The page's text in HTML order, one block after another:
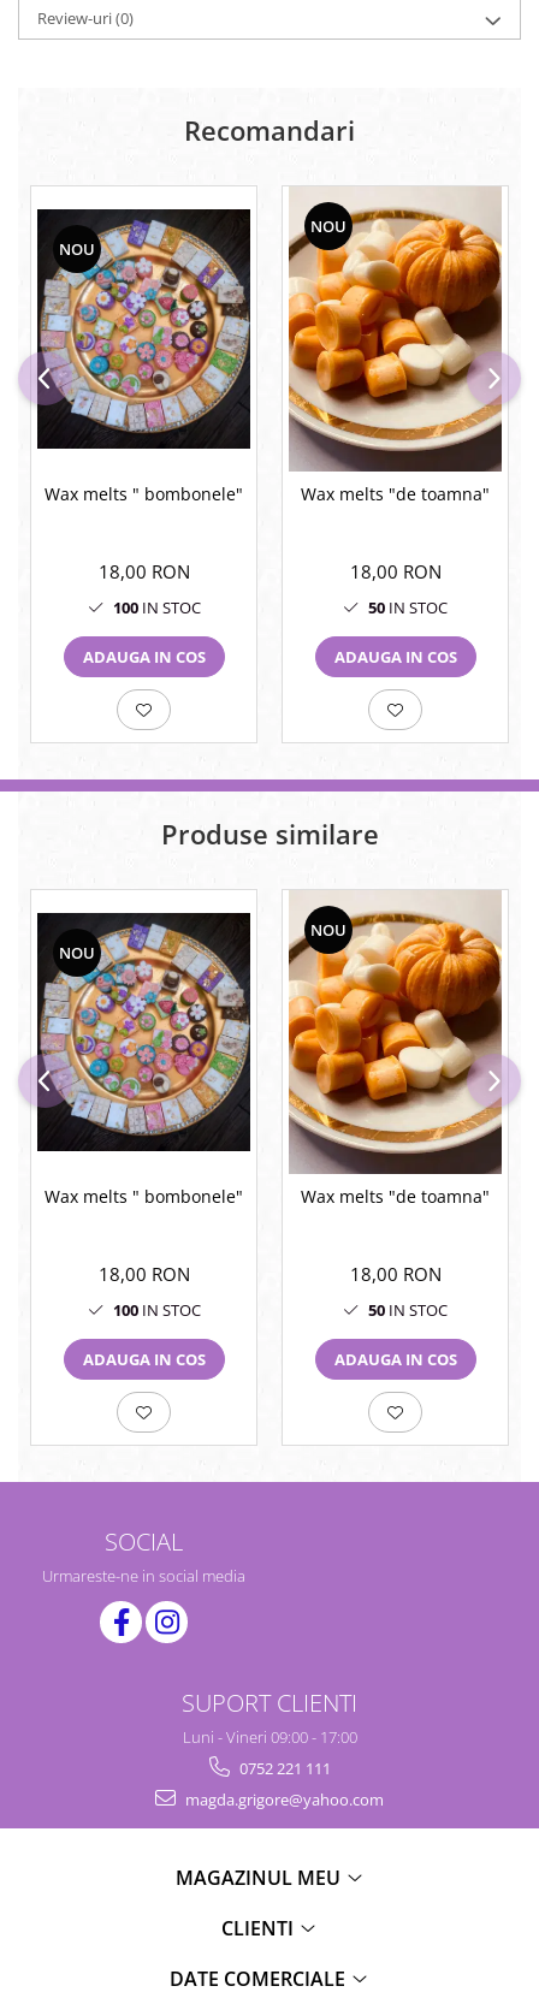
Review-uri(0)
Recomandari
NOU
Wax melts " bombonele"
18,00 RON
100IN STOC
ADAUGA IN COS
NOU
Wax melts "de toamna"
18,00 RON
50 IN STOC
ADAUGA IN COS
Produse similare
NOU
Wax melts " bombonele"
18,00 RON
100IN STOC
ADAUGA IN COS
NOU
Wax melts "de toamna"
18,00 RON
50 IN STOC
ADAUGA IN COS
SOCIAL
Urmareste-ne in social media
SUPORT CLIENTI
Luni - Vineri 09:00 - 17:00
0752 221 111
magda.grigore@yahoo.com
MAGAZINUL MEU
CLIENTI
DATE COMERCIALE